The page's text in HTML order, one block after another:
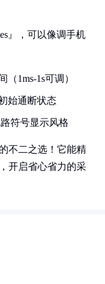
』，可以像调手机
1ms-1s可调）
始通断状态
符号显示风格
不二之选！它能精
开启省心省力的采